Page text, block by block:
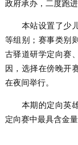
政府承办，二度跑进
本站设置了少儿
等组别；赛事类别
古驿道研学定向赛
因，选择在傍晚开
在夜间举行。
本期的定向英雄
定向赛中最具含金